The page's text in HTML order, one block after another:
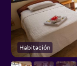
Habitación